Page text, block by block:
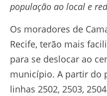
população ao local e
Os moradores de
Recife, terão mais
para se deslocar ao
município. A partir do
linhas 2502, 2503,